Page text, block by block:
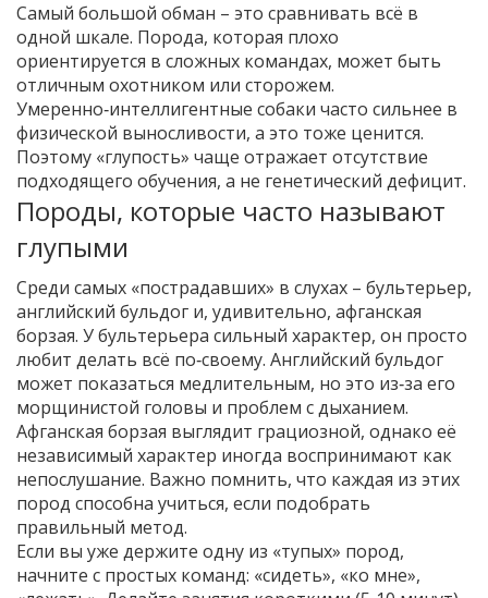
Самый большой обман – это сравнивать всё в
одной шкале. Порода, которая плохо
ориентируется в сложных командах, может быть
отличным охотником или сторожем.
Умеренно‑интеллигентные собаки часто сильнее в
физической выносливости, а это тоже ценится.
Поэтому «глупость» чаще отражает отсутствие
подходящего обучения, а не генетический дефицит.
Породы, которые часто называют
глупыми
Среди самых «пострадавших» в слухах – бультерьер,
английский бульдог и, удивительно, афганская
борзая. У бультерьера сильный характер, он просто
любит делать всё по‑своему. Английский бульдог
может показаться медлительным, но это из‑за его
морщинистой головы и проблем с дыханием.
Афганская борзая выглядит грациозной, однако её
независимый характер иногда воспринимают как
непослушание. Важно помнить, что каждая из этих
пород способна учиться, если подобрать
правильный метод.
Если вы уже держите одну из «тупых» пород,
начните с простых команд: «сидеть», «ко мне»,